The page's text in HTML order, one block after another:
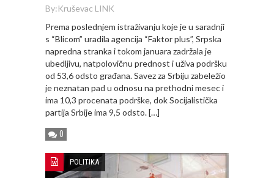
By:Kruševac LINK
Prema poslednjem istraživanju koje je u saradnji
s “Blicom” uradila agencija “Faktor plus”, Srpska
napredna stranka i tokom januara zadržala je
ubedljivu, natpolovičnu prednost i uživa podršku
od 53,6 odsto građana. Savez za Srbiju zabeležio
je neznatan pad u odnosu na prethodni mesec i
ima 10,3 procenata podrške, dok Socijalistička
partija Srbije ima 9,5 odsto. […]
0
POLITIKA